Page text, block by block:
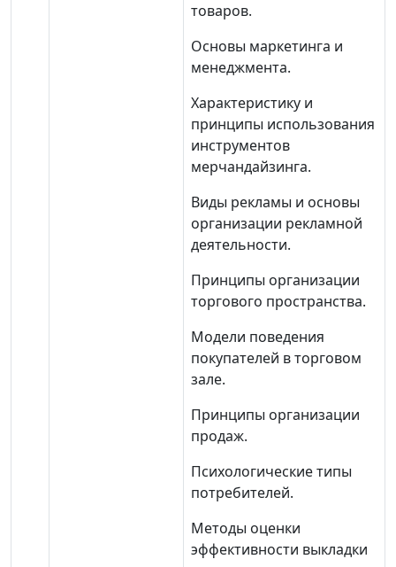
товаров.
Основы маркетинга и
менеджмента.
Характеристику и
принципы использования
инструментов
мерчандайзинга.
Виды рекламы и основы
организации рекламной
деятельности.
Принципы организации
торгового пространства.
Модели поведения
покупателей в торговом
зале.
Принципы организации
продаж.
Психологические типы
потребителей.
Методы оценки
эффективности выкладки